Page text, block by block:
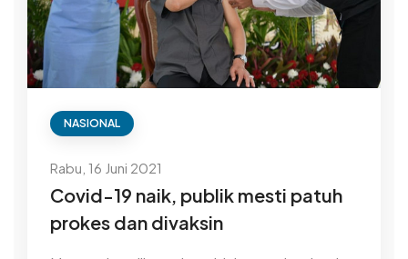
NASIONAL
Rabu, 16 Juni 2021
Covid-19 naik, publik mesti patuh
prokes dan divaksin